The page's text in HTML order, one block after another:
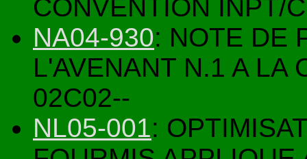
CONVENTION INPT/
NA04-930: NOTE DE
L'AVENANT N.1 A LA
02C02--
NL05-001: